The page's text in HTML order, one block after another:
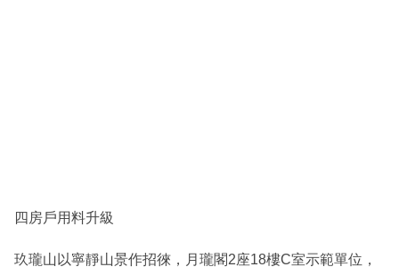
四房戶用料升級
玖瓏山以寧靜山景作招徠，月瓏閣2座18樓C室示範單位，